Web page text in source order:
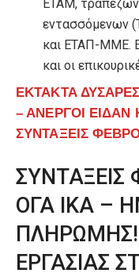
ΕΤΑΜ,
εντασσόμενων
και ΕΤΑΠ-ΜΜΕ.
και οι
ΕΚΤΑΚΤΑ
– ΑΝΕΡΓΟΙ
ΣΥΝΤΑΞΕΙΣ
ΣΥΝΤΑΞΕΙΣ
ΟΓΑ ΙΚΑ –
ΕΡΓΑΣΙΑΣ